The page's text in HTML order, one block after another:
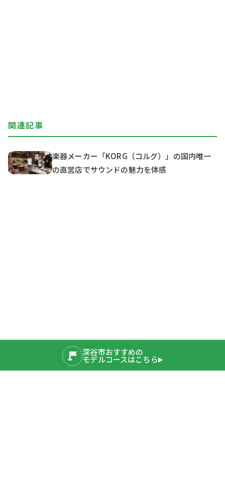
関連記事
楽器メーカー「KORG（コルグ）」の国内唯一
の直営店でサウンドの魅力を体感
深谷市おすすめの
モデルコースはこちら